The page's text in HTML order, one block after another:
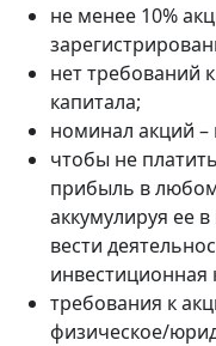
не менее 10%
нет требований
капитала;
номинал акций
чтобы не
прибыль в
аккумулируя ее
вести
инвестиционная
требования к
физическое/